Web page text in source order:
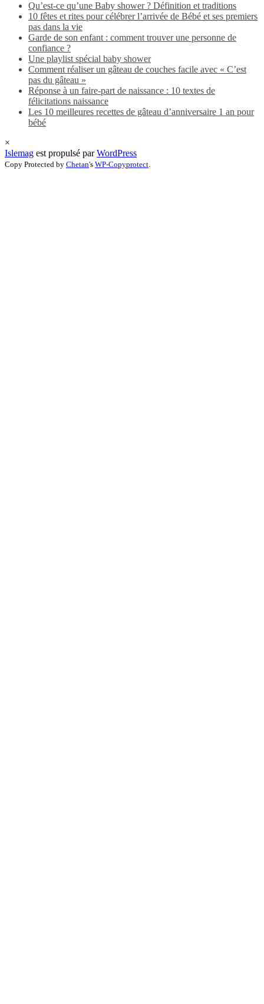
Qu’est-ce qu’une Baby shower ? Définition et traditions
10 fêtes et rites pour célébrer l’arrivée de Bébé et ses premiers
pas dans la vie
Garde de son enfant : comment trouver une personne de
confiance ?
Une playlist spécial baby shower
Comment réaliser un gâteau de couches facile avec « C’est
pas du gâteau »
Réponse à un faire-part de naissance : 10 textes de
félicitations naissance
Les 10 meilleures recettes de gâteau d’anniversaire 1 an pour
bébé
×
Islemag est propulsé parWordPress
Copy Protected by Chetan's WP-Copyprotect.